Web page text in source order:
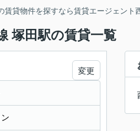
賃貸物件を探すなら賃貸エージェント
塚田駅の賃貸一覧
変更